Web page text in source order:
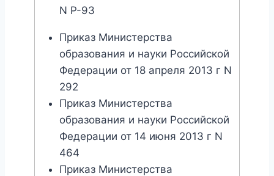
N Р-93
Приказ Министерства
образования и науки Российской
Федерации от 18 апреля 2013 г N
292
Приказ Министерства
образования и науки Российской
Федерации от 14 июня 2013 г N
464
Приказ Министерства